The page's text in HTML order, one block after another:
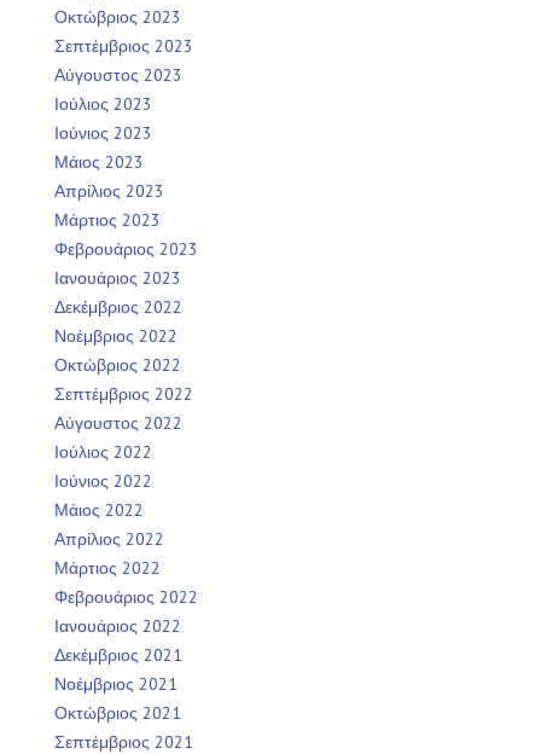
Οκτώβριος 2023
Σεπτέμβριος 2023
Αύγουστος 2023
Ιούλιος 2023
Ιούνιος 2023
Μάιος 2023
Απρίλιος 2023
Μάρτιος 2023
Φεβρουάριος 2023
Ιανουάριος 2023
Δεκέμβριος 2022
Νοέμβριος 2022
Οκτώβριος 2022
Σεπτέμβριος 2022
Αύγουστος 2022
Ιούλιος 2022
Ιούνιος 2022
Μάιος 2022
Απρίλιος 2022
Μάρτιος 2022
Φεβρουάριος 2022
Ιανουάριος 2022
Δεκέμβριος 2021
Νοέμβριος 2021
Οκτώβριος 2021
Σεπτέμβριος 2021